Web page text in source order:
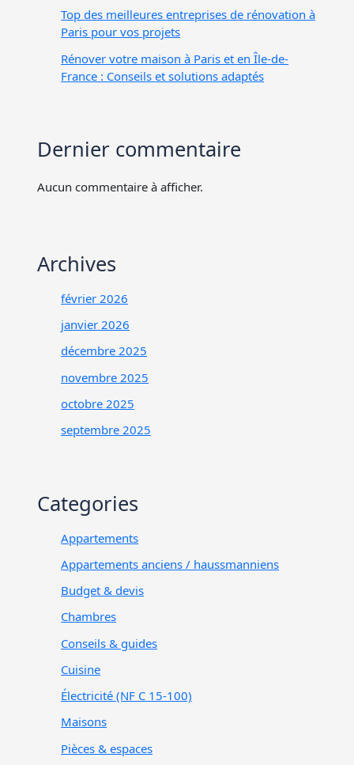
Top des meilleures entreprises de rénovation à
Paris pour vos projets
Rénover votre maison à Paris et en Île-de-
France : Conseils et solutions adaptés
Dernier commentaire
Aucun commentaire à afficher.
Archives
février 2026
janvier 2026
décembre 2025
novembre 2025
octobre 2025
septembre 2025
Categories
Appartements
Appartements anciens / haussmanniens
Budget & devis
Chambres
Conseils & guides
Cuisine
Électricité (NF C 15-100)
Maisons
Pièces & espaces